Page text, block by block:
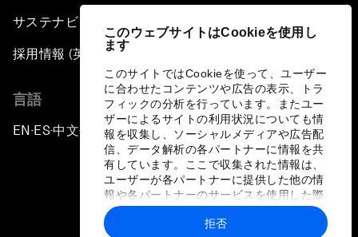
このウェブサイトはCookieを使用し
ます
このサイトではCookieを使って、ユーザー
に合わせたコンテンツや広告の表示、トラ
フィックの分析を行っています。またユー
ザーによるサイトの利用状況についても情
報を収集し、ソーシャルメディアや広告配
信、データ解析の各パートナーに情報を共
有しています。ここで収集された情報は、
ユーザーが各パートナーに提供した他の情
報や各パートナーのサービスを使用した際
に収集された情報と組み合わされ、各パー
トナーによって使用されることがありま
拒否
サステナビリティへの取り組み
採用情報 (英語のみ)
言語
EN ▪ES▪中文▪ 日本語